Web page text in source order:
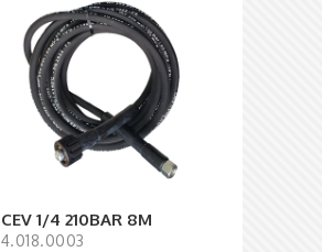
CEV 1/4 210BAR 8M
4.018.0003